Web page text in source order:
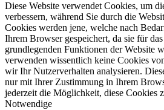
Diese Website verwendet Cookies, um
verbessern, während Sie durch die
Cookies werden jene, welche nach
Ihrem Browser gespeichert, da sie für
grundlegenden Funktionen der Website
verwenden wissentlich keine Cookies
wir Ihr Nutzerverhalten analysieren.
nur mit Ihrer Zustimmung in Ihrem
jederzeit die Möglichkeit, diese Cookies
Notwendige